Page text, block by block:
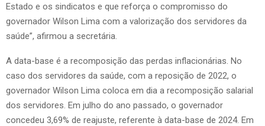
Estado e os sindicatos e que reforça o compromisso do
governador Wilson Lima com a valorização dos servidores da
saúde”, afirmou a secretária.
A data-base é a recomposição das perdas inflacionárias. No
caso dos servidores da saúde, com a reposição de 2022, o
governador Wilson Lima coloca em dia a recomposição salarial
dos servidores. Em julho do ano passado, o governador
concedeu 3,69% de reajuste, referente à data-base de 2024. Em